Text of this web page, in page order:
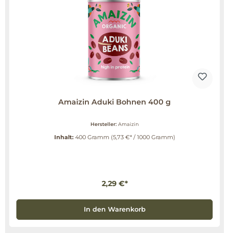
Amaizin Aduki Bohnen 400 g
Hersteller: Amaizin
Inhalt: 400 Gramm (5,73 €* / 1000 Gramm)
2,29 €*
In den Warenkorb